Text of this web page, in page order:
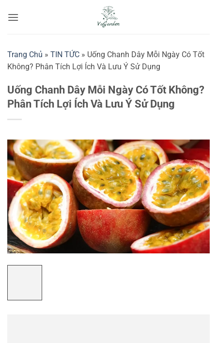
qua
Trang Chủ » TIN TỨC » Uống Chanh Dây Mỗi Ngày Có Tốt
Không? Phân Tích Lợi Ích Và Lưu Ý Sử Dụng
Uống Chanh Dây Mỗi Ngày Có Tốt Không?
Phân Tích Lợi Ích Và Lưu Ý Sử Dụng